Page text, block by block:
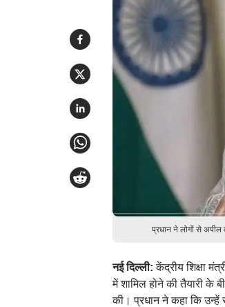
प्रधान ने लोगों से
नई दिल्ली:केंद्रीय शिक्षा
में शामिल होने की तैयारी के
की। प्रधान ने कहा कि उन्हें